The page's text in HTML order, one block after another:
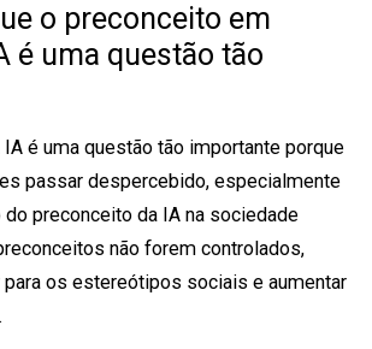
o preconceito em
é uma questão tão
é uma questão tão importante porque
passar despercebido, especialmente
do preconceito da IA na sociedade
não forem controlados,
os estereótipos sociais e aumentar